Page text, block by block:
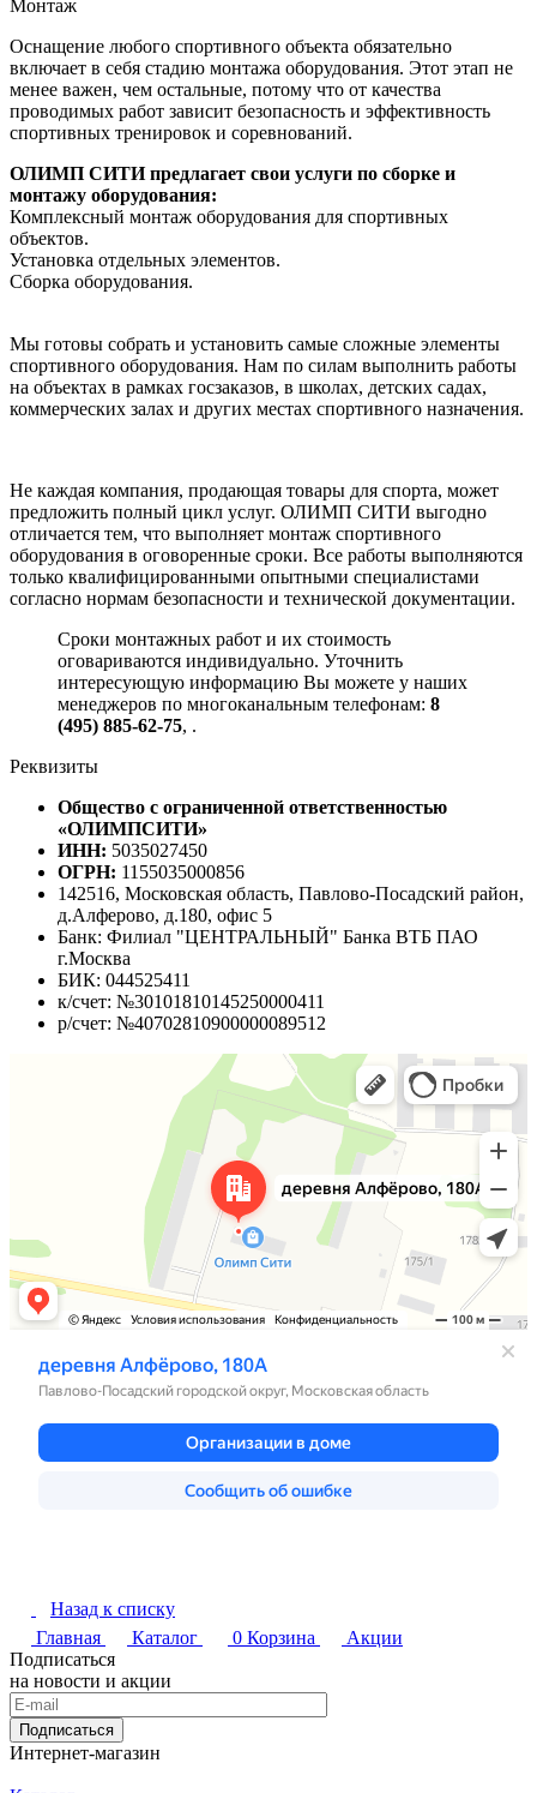
Монтаж
Оснащение любого спортивного объекта обязательно
включает в себя стадию монтажа оборудования. Этот этап не
менее важен, чем остальные, потому что от качества
проводимых работ зависит безопасность и эффективность
спортивных тренировок и соревнований.
ОЛИМП СИТИ предлагает свои услуги по сборке и
монтажу оборудования:
Комплексный монтаж оборудования для спортивных
объектов.
Установка отдельных элементов.
Сборка оборудования.
Мы готовы собрать и установить самые сложные элементы
спортивного оборудования. Нам по силам выполнить работы
на объектах в рамках госзаказов, в школах, детских садах,
коммерческих залах и других местах спортивного назначения.
Не каждая компания, продающая товары для спорта, может
предложить полный цикл услуг. ОЛИМП СИТИ выгодно
отличается тем, что выполняет монтаж спортивного
оборудования в оговоренные сроки. Все работы выполняются
только квалифицированными опытными специалистами
согласно нормам безопасности и технической документации.
Сроки монтажных работ и их стоимость
оговариваются индивидуально. Уточнить
интересующую информацию Вы можете у наших
менеджеров по многоканальным телефонам: 8
(495) 885-62-75, .
Реквизиты
Общество с ограниченной ответственностью
«ОЛИМПСИТИ»
ИНН: 5035027450
ОГРН: 1155035000856
142516, Московская область, Павлово-Посадский район,
д.Алферово, д.180, офис 5
Банк: Филиал "ЦЕНТРАЛЬНЫЙ" Банка ВТБ ПАО
г.Москва
БИК: 044525411
к/счет: №30101810145250000411
р/счет: №40702810900000089512
Назад к списку
Главная
Каталог 0 Корзина
Акции
Подписаться
на новости и акции
Подписаться
Интернет-магазин